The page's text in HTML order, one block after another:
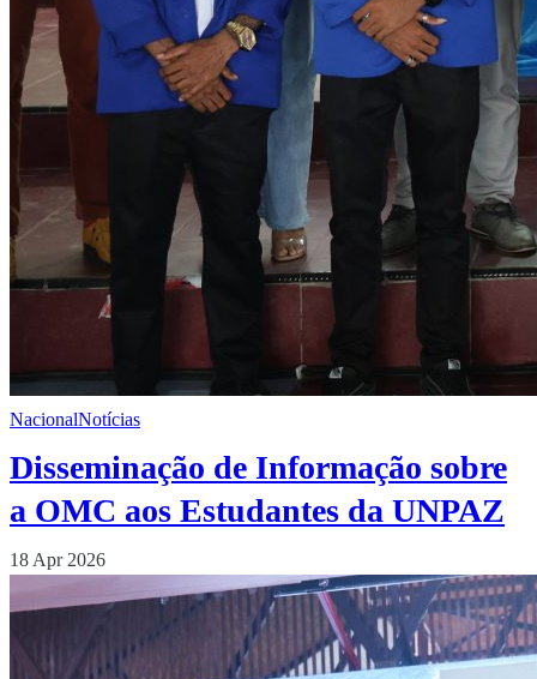
NacionalNotícias
Disseminação de Informação sobre
a OMC aos Estudantes da UNPAZ
18 Apr 2026